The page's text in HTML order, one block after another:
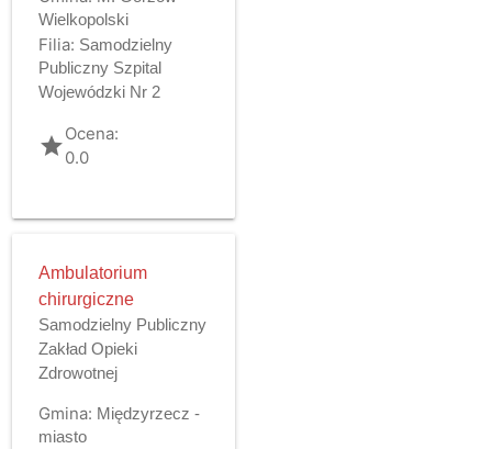
Wielkopolski
Filia: Samodzielny
Publiczny Szpital
Wojewódzki Nr 2
gradeOcena:
0.0
Ambulatorium
chirurgiczne
Samodzielny Publiczny
Zakład Opieki
Zdrowotnej
Gmina: Międzyrzecz -
miasto